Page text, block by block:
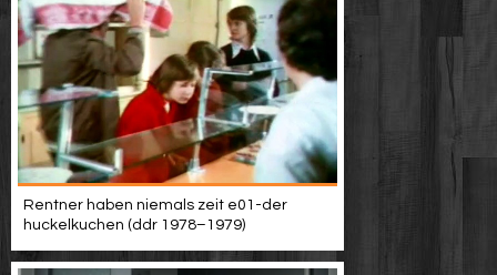
Rentner haben niemals zeit e01-der
huckelkuchen (ddr 1978–1979)